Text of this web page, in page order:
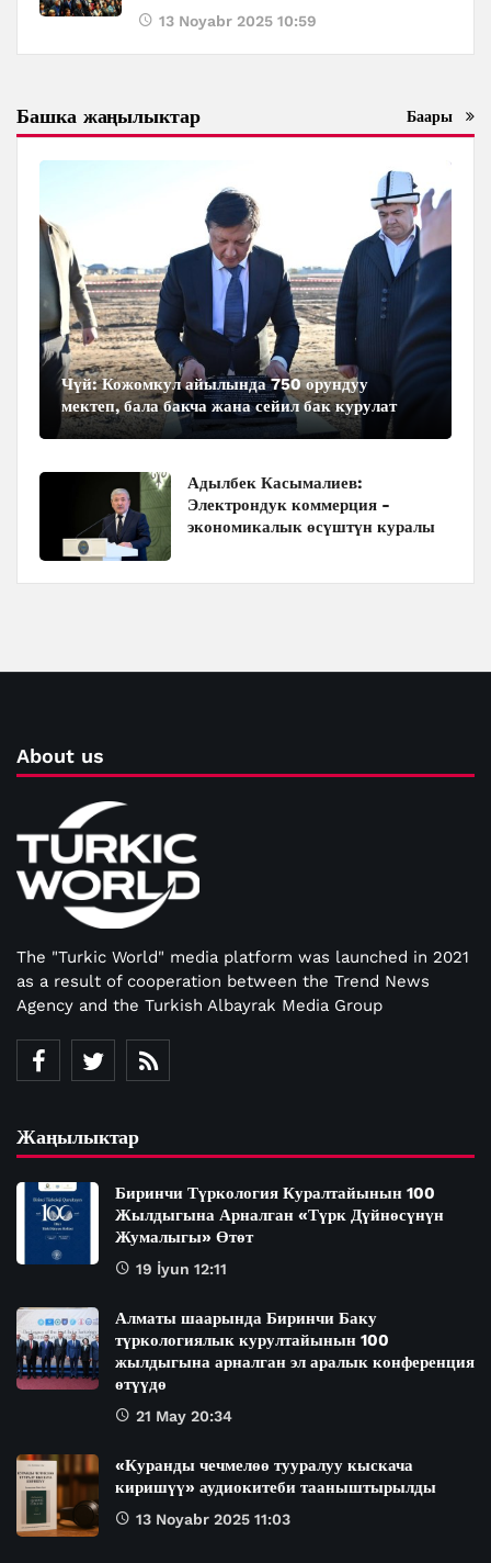
13 Noyabr 2025 10:59
Башка жаңылыктар Баары
Чүй: Кожомкул айылында 750 орундуу
мектеп, бала бакча жана сейил бак курулат
Адылбек Касымалиев:
Электрондук коммерция -
экономикалык өсүштүн куралы
About us
The "Turkic World" media platform was launched in 2021
as a result of cooperation between the Trend News
Agency and the Turkish Albayrak Media Group
Жаңылыктар
Биринчи Түркология Куралтайынын 100
Жылдыгына Арналган «Түрк Дүйнөсүнүн
Жумалыгы» Өтөт
19 İyun 12:11
Алматы шаарында Биринчи Баку
түркологиялык курултайынын 100
жылдыгына арналган эл аралык конференция
өтүүдө
21 May 20:34
«Куранды чечмелөө тууралуу кыскача
киришүү» аудиокитеби тааныштырылды
13 Noyabr 2025 11:03